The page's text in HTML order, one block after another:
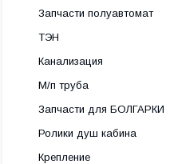
Запчасти полуавтомат
ТЭН
Канализация
М/п труба
Запчасти для БОЛГАРКИ
Ролики душ кабина
Крепление